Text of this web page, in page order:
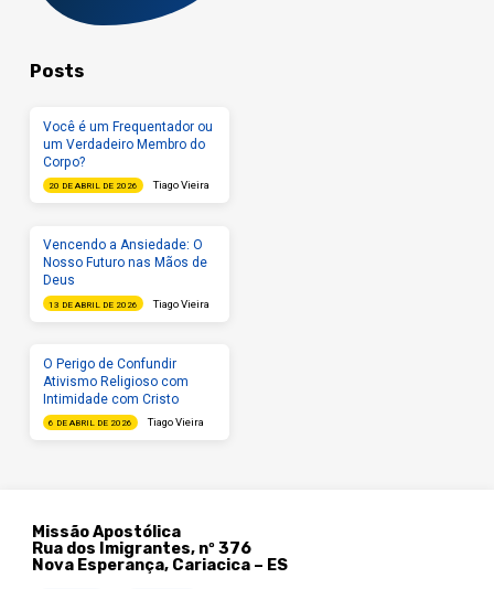
Posts
Você é um Frequentador ou
um Verdadeiro Membro do
Corpo?
20 DE ABRIL DE 2026 Tiago Vieira
Vencendo a Ansiedade: O
Nosso Futuro nas Mãos de
Deus
13 DE ABRIL DE 2026 Tiago Vieira
O Perigo de Confundir
Ativismo Religioso com
Intimidade com Cristo
6 DE ABRIL DE 2026 Tiago Vieira
Missão Apostólica
Rua dos Imigrantes, nº 376
Nova Esperança, Cariacica – ES